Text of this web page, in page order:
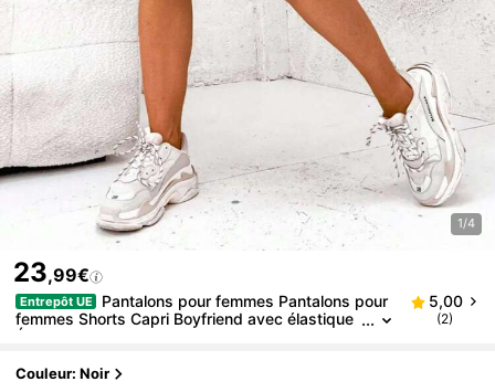
1/4
23,99€
Entrepôt UE
Pantalons pour femmes Pantalons pour
femmes Shorts Capri Boyfriend avec élastique
Été Exclusif Quotidien Extérieur
5,00
(2)
Couleur: Noir